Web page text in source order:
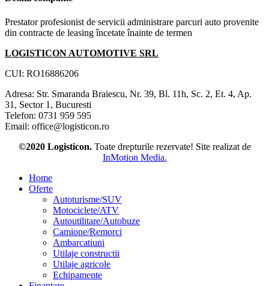
Prestator profesionist de servicii administrare parcuri auto provenite
din contracte de leasing încetate înainte de termen
LOGISTICON AUTOMOTIVE SRL
CUI: RO16886206
Adresa: Str. Smaranda Braiescu, Nr. 39, Bl. 11h, Sc. 2, Et. 4, Ap.
31, Sector 1, Bucuresti
Telefon: 0731 959 595
Email: office@logisticon.ro
©2020 Logisticon.Toate drepturile rezervate! Site realizat de
InMotion Media.
Home
Oferte
Autoturisme/SUV
Motociclete/ATV
Autoutilitare/Autobuze
Camione/Remorci
Ambarcatiuni
Utilaje constructii
Utilaje agricole
Echipamente